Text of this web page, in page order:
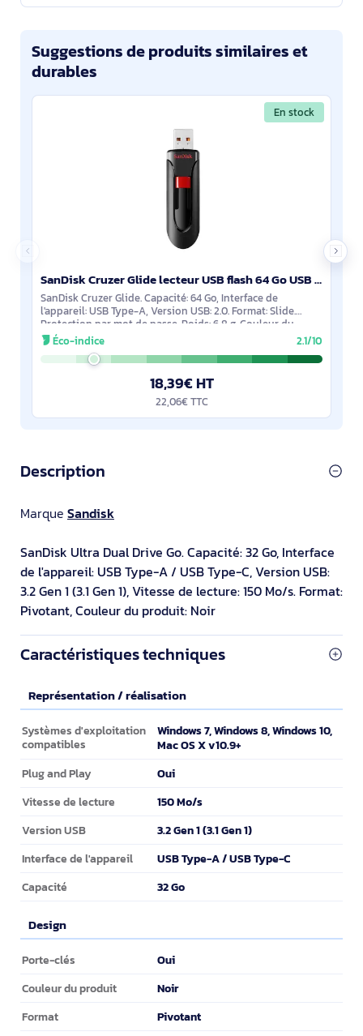
Suggestions de produits similaires et
durables
En stock
SanDisk Cruzer Glide lecteur USB flash 64 Go USB Type-A 2.0 Noir, Rouge - SDCZ60-064G-B35
SanDisk Cruzer Glide. Capacité: 64 Go, Interface de
l'appareil: USB Type-A, Version USB: 2.0. Format: Slide.
Protection par mot de passe. Poids: 6,8 g. Couleur du
produit: Noir, Rouge
Éco-indice 2.1/10
18,39€ HT
22,06€ TTC
Description
Marque Sandisk
SanDisk Ultra Dual Drive Go. Capacité: 32 Go, Interface
de l'appareil: USB Type-A / USB Type-C, Version USB:
3.2 Gen 1 (3.1 Gen 1), Vitesse de lecture: 150 Mo/s. Format:
Pivotant, Couleur du produit: Noir
Caractéristiques techniques
Représentation / réalisation
Représentation / réalisation
Systèmes d'exploitation
compatibles
Windows 7, Windows 8, Windows 10,
Mac OS X v10.9+
Plug and Play Oui
Vitesse de lecture 150 Mo/s
Version USB 3.2 Gen 1 (3.1 Gen 1)
Interface de l'appareil USB Type-A / USB Type-C
Capacité 32 Go
Design
Design
Porte-clés Oui
Couleur du produit Noir
Format Pivotant